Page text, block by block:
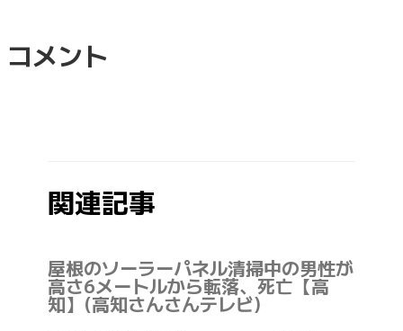
コメント
関連記事
屋根のソーラーパネル清掃中の男性が
高さ6メートルから転落、死亡【高
知】(高知さんさんテレビ)